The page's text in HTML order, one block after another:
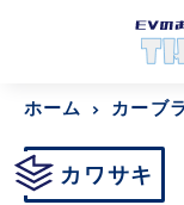
ホーム カーブ
カワサキ